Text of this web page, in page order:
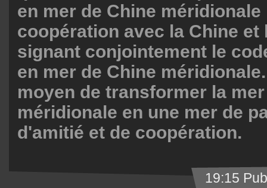
en mer de Chine
coopération avec la Chine et
signant conjointement le
en mer de Chine
moyen de transformer la
méridionale en une mer de
d'amitié et de coopération.
19:15